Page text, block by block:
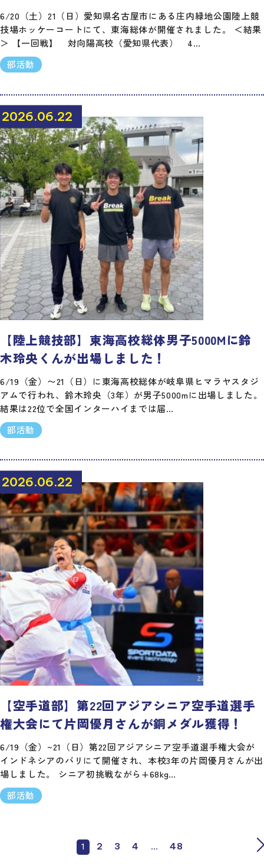
6/20（土）21（日）愛知県名古屋市にある庄内緑地公園陸上競
技場ホッケーコートにて、東海総体が開催されました。 ＜結果
＞ 【一回戦】 対向陽高校（愛知県代表） 4…
部活動
2026.06.22
【陸上競技部】東海高校総体男子5000Mに鈴
木玲央くんが出場しました！
6/19（金）〜21（日）に東海高校総体が岐阜県ヒマラヤスタジ
アムで行われ、鈴木玲央（3年）が男子5000mに出場しました。
結果は22位で全国インターハイまでは届…
部活動
2026.06.22
【空手道部】第22回アジアシニア空手道選手
権大会にて片岡優月さんが銅メダル獲得！
6/19（金）~21（日）第22回アジアシニア空手道選手権大会が
インドネシアのバリにて開催され、本校3年の片岡優月さんが出
場しました。 シニア初挑戦ながら+68kg…
部活動
1 2 3 4 … 48